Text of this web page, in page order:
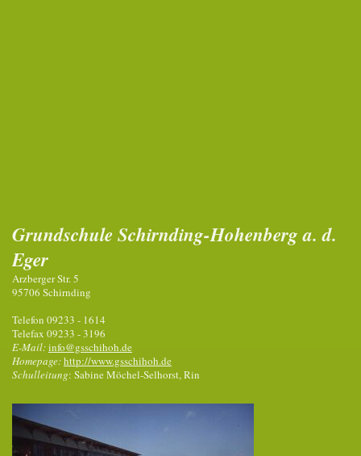
Grundschule Schirnding-Hohenberg a. d.
Eger
Arzberger Str. 5
95706 Schirnding
Telefon 09233 - 1614
Telefax 09233 - 3196
E-Mail:info@gsschihoh.de
Homepage:http://www.gsschihoh.de
Schulleitung: Sabine Möchel-Selhorst, Rin